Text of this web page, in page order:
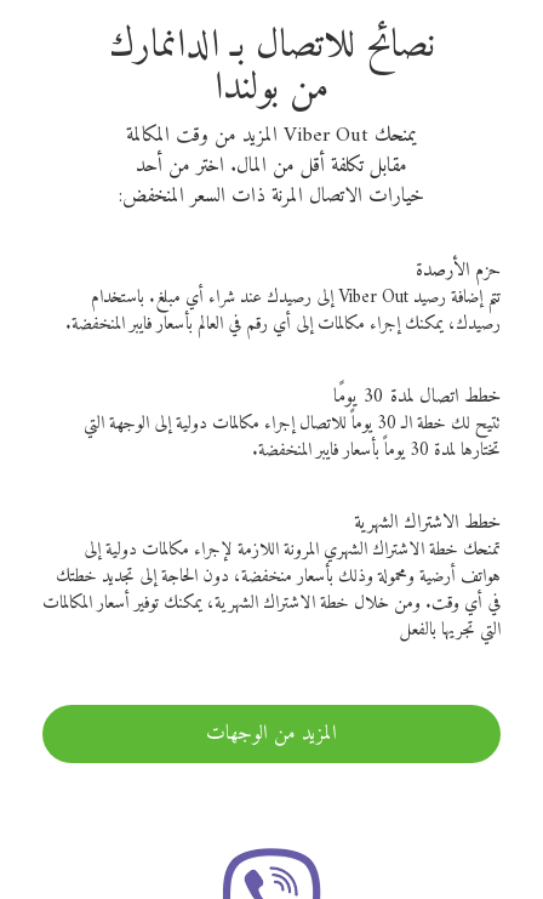
نصائح للاتصال بـ الدانمارك
من بولندا
يمنحك Viber Out المزيد من وقت المكالمة
مقابل تكلفة أقل من المال. اختر من أحد
خيارات الاتصال المرنة ذات السعر المنخفض:
حزم الأرصدة
تتم إضافة رصيد Viber Out إلى رصيدك عند شراء أي مبلغ. باستخدام
رصيدك، يمكنك إجراء مكالمات إلى أي رقم في العالم بأسعار فايبر المنخفضة.
خطط اتصال لمدة 30 يومًا
تتيح لك خطة الـ 30 يوماً للاتصال إجراء مكالمات دولية إلى الوجهة التي
تختارها لمدة 30 يوماً بأسعار فايبر المنخفضة.
خطط الاشتراك الشهرية
تمنحك خطة الاشتراك الشهري المرونة اللازمة لإجراء مكالمات دولية إلى
هواتف أرضية ومحمولة وذلك بأسعار منخفضة، دون الحاجة إلى تجديد خطتك
في أي وقت. ومن خلال خطة الاشتراك الشهرية، يمكنك توفير أسعار المكالمات
التي تجريها بالفعل
المزيد من الوجهات